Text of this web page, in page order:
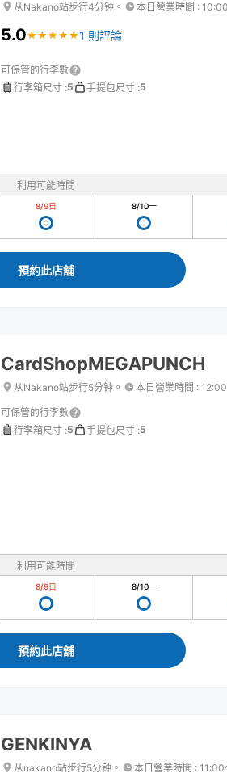
从Nakano站步行4分钟。 本日營業時間 :
5.0★ ★ ★ ★ ★
★ ★ ★ ★ ★1 則評論
可保管的行李數
行李箱尺寸 :5 手提包尺寸 :5
利用可能時間
8/9日 8/10一
預約此店舖
CardShopMEGAPUNCH
从Nakano站步行5分钟。 本日營業時間 :
可保管的行李數
行李箱尺寸 :5 手提包尺寸 :5
利用可能時間
8/9日 8/10一
預約此店舖
GENKINYA
从nakano站步行5分钟。 本日營業時間 : 11:00